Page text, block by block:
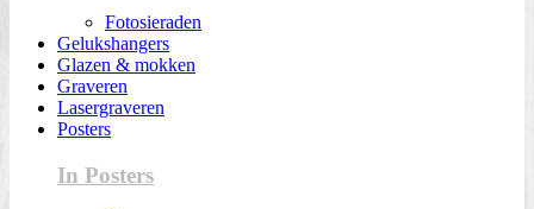
Fotosieraden
Gelukshangers
Glazen & mokken
Graveren
Lasergraveren
Posters
In Posters